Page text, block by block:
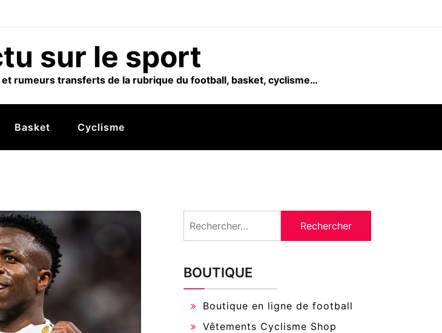
sur le sport
rumeurs transferts de la rubrique du football, basket, cyclisme…
Basket Cyclisme
BOUTIQUE
Boutique en ligne de football
Vêtements Cyclisme Shop